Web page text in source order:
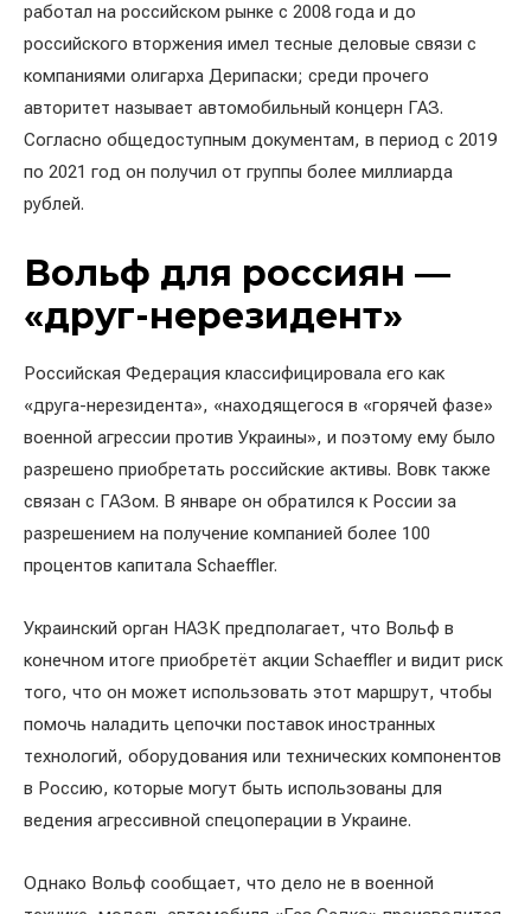
работал на российском рынке с 2008 года и до
российского вторжения имел тесные деловые связи с
компаниями олигарха Дерипаски; среди прочего
авторитет называет автомобильный концерн ГАЗ.
Согласно общедоступным документам, в период с 2019
по 2021 год он получил от группы более миллиарда
рублей.
Вольф для россиян —
«друг-нерезидент»
Российская Федерация классифицировала его как
«друга-нерезидента», «находящегося в «горячей фазе»
военной агрессии против Украины», и поэтому ему было
разрешено приобретать российские активы. Вовк также
связан с ГАЗом. В январе он обратился к России за
разрешением на получение компанией более 100
процентов капитала Schaeffler.
Украинский орган НАЗК предполагает, что Вольф в
конечном итоге приобретёт акции Schaeffler и видит риск
того, что он может использовать этот маршрут, чтобы
помочь наладить цепочки поставок иностранных
технологий, оборудования или технических компонентов
в Россию, которые могут быть использованы для
ведения агрессивной спецоперации в Украине.
Однако Вольф сообщает, что дело не в военной